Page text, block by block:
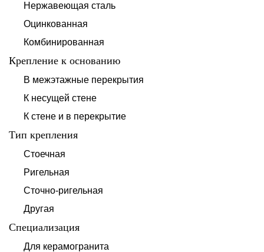
Нержавеющая сталь
Оцинкованная
Комбинированная
Крепление к основанию
В межэтажные перекрытия
К несущей стене
К стене и в перекрытие
Тип крепления
Стоечная
Ригельная
Сточно-ригельная
Другая
Специализация
Для керамогранита